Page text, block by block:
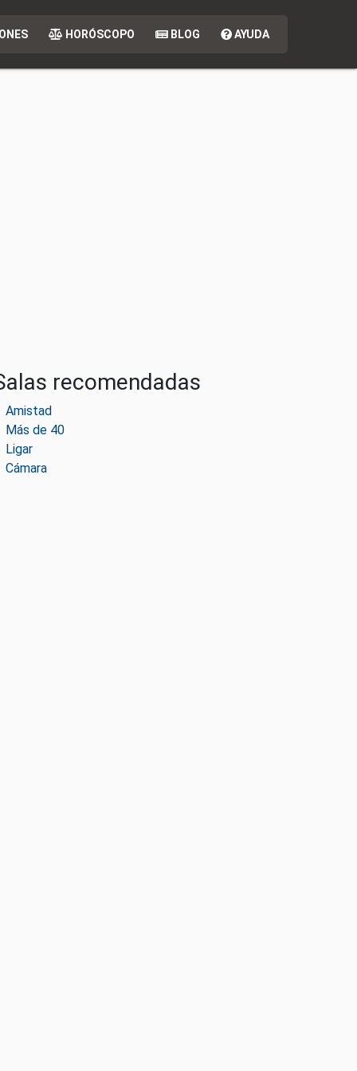
HORÓSCOPO BLOG AYUDA
recomendadas
Amistad
Más de 40
Ligar
Cámara